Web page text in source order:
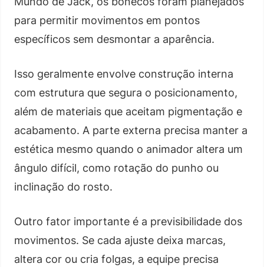
para permitir movimentos em pontos
específicos sem desmontar a aparência.
Isso geralmente envolve construção interna
com estrutura que segura o posicionamento,
além de materiais que aceitam pigmentação e
acabamento. A parte externa precisa manter a
estética mesmo quando o animador altera um
ângulo difícil, como rotação do punho ou
inclinação do rosto.
Outro fator importante é a previsibilidade dos
movimentos. Se cada ajuste deixa marcas,
altera cor ou cria folgas, a equipe precisa